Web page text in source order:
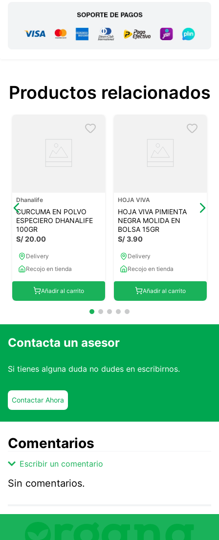
Productos relacionados
Dhanalife
CURCUMA EN POLVO
ESPECIERO DHANALIFE
100GR
S/20.00
Delivery
Recojo en tienda
Añadir al carrito
HOJA VIVA
HOJA VIVA PIMIENTA
NEGRA MOLIDA EN
BOLSA 15GR
S/3.90
Delivery
Recojo en tienda
Añadir al carrito
Contacta un asesor
Si tienes alguna duda no dudes en escribirnos.
Contactar Ahora
Comentarios
Escribir un comentario
Comentario
Sin comentarios.